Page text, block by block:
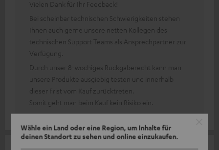
Wähle ein Land oder eine Region, um Inhalte für
deinen Standort zu sehen und online einzukaufen.
Vielen Dank für Ihr Feedback!
Bei scheinbar technischen Schwierigkeiten stehen
Ihnen auch gerne unsere netten Kollegen des
technischen Support Teams als Ansprechpartner zur
Verfügung.
Durch unser 8-wöchiges Rückgaberecht kann man
unsere Produkte ausgiebig testen und innerhalb
dieser Frist vom Kauf zurücktreten.
Somit geht man beim Kauf kein Risiko ein.